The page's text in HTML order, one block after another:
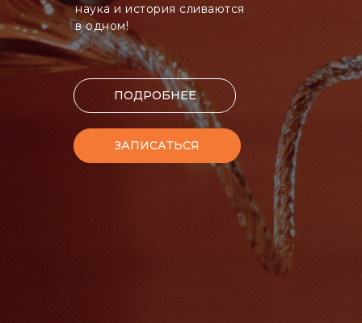
ПОДРОБНЕЕ
ЗАПИСАТЬСЯ
наука и история сливаются
в одном!